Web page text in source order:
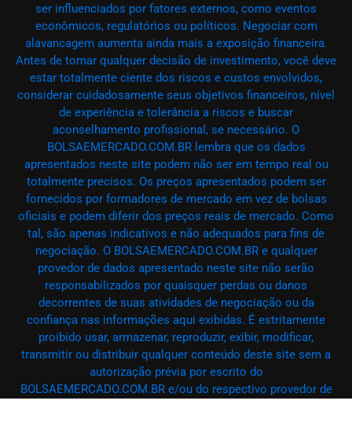
ser influenciados por fatores externos, como eventos
econômicos, regulatórios ou políticos. Negociar com
alavancagem aumenta ainda mais a exposição financeira.
Antes de tomar qualquer decisão de investimento, você deve
estar totalmente ciente dos riscos e custos envolvidos,
considerar cuidadosamente seus objetivos financeiros, nível
de experiência e tolerância a riscos e buscar
aconselhamento profissional, se necessário. O
BOLSAEMERCADO.COM.BR lembra que os dados
apresentados neste site podem não ser em tempo real ou
totalmente precisos. Os preços apresentados podem ser
fornecidos por formadores de mercado em vez de bolsas
oficiais e podem diferir dos preços reais de mercado. Como
tal, são apenas indicativos e não adequados para fins de
negociação. O BOLSAEMERCADO.COM.BR e qualquer
provedor de dados apresentado neste site não serão
responsabilizados por quaisquer perdas ou danos
decorrentes de suas atividades de negociação ou da
confiança nas informações aqui exibidas. É estritamente
proibido usar, armazenar, reproduzir, exibir, modificar,
transmitir ou distribuir qualquer conteúdo deste site sem a
autorização prévia por escrito do
BOLSAEMERCADO.COM.BR e/ou do respectivo provedor de